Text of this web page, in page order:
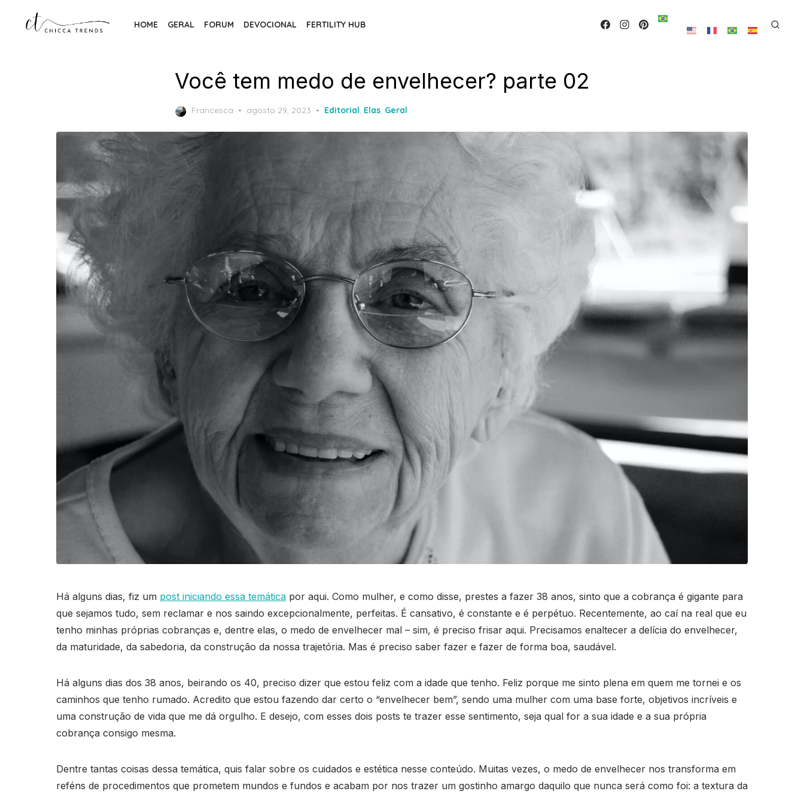
HOME GERAL FORUM DEVOCIONAL FERTILITY HUB
Você tem medo de envelhecer? parte 02
Francesca
Posted
agosto 29, 2023 Editorial, Elas, Geral
Há alguns dias, fiz um post iniciando essa temática por aqui. Como mulher, e como disse, prestes a fazer 38 anos, sinto que a cobrança é gigante para
que sejamos tudo, sem reclamar e nos saindo excepcionalmente, perfeitas. É cansativo, é constante e é perpétuo. Recentemente, ao caí na real que eu
tenho minhas próprias cobranças e, dentre elas, o medo de envelhecer mal – sim, é preciso frisar aqui. Precisamos enaltecer a delícia do envelhecer,
da maturidade, da sabedoria, da construção da nossa trajetória. Mas é preciso saber fazer e fazer de forma boa, saudável.
Há alguns dias dos 38 anos, beirando os 40, preciso dizer que estou feliz com a idade que tenho. Feliz porque me sinto plena em quem me tornei e os
caminhos que tenho rumado. Acredito que estou fazendo dar certo o “envelhecer bem”, sendo uma mulher com uma base forte, objetivos incríveis e
uma construção de vida que me dá orgulho. E desejo, com esses dois posts te trazer esse sentimento, seja qual for a sua idade e a sua própria
cobrança consigo mesma.
Dentre tantas coisas dessa temática, quis falar sobre os cuidados e estética nesse conteúdo. Muitas vezes, o medo de envelhecer nos transforma em
reféns de procedimentos que prometem mundos e fundos e acabam por nos trazer um gostinho amargo daquilo que nunca será como foi: a textura da